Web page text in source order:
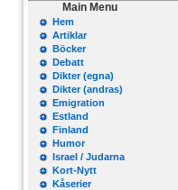
Main Menu
Hem
Artiklar
Böcker
Debatt
Dikter (egna)
Dikter (andras)
Emigration
Estland
Finland
Humor
Israel / Judarna
Kort-Nytt
Kåserier